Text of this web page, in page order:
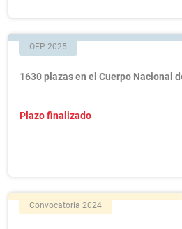
OEP 2025
1630 plazas en el Cuerpo Nacional
Plazo finalizado
Convocatoria 2024